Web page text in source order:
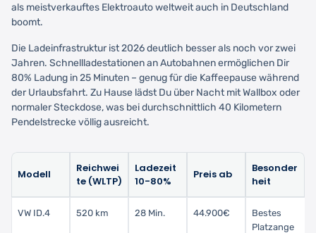
als meistverkauftes Elektroauto weltweit auch in Deutschland
boomt.
Die Ladeinfrastruktur ist 2026 deutlich besser als noch vor zwei
Jahren. Schnellladestationen an Autobahnen ermöglichen Dir
80% Ladung in 25 Minuten – genug für die Kaffeepause während
der Urlaubsfahrt. Zu Hause lädst Du über Nacht mit Wallbox oder
normaler Steckdose, was bei durchschnittlich 40 Kilometern
Pendelstrecke völlig ausreicht.
Modell
Reichwei
te (WLTP)
Ladezeit
10-80%
Preis ab
Besonder
heit
VW ID.4 520 km 28 Min. 44.900€
Bestes
Platzange